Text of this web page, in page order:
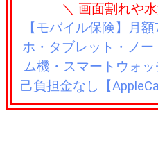
＼ 画面割れや
【モバイル保険】月
ホ・タブレット・ノ
ム機・スマートウォ
己負担金なし【